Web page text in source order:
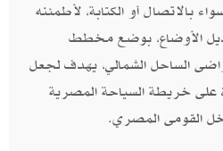
بالاتصال أو الكتابة، لأطمئنه
الأوضاع، بوضع مخطط
الساحل الشمالي، يهدف لجعل
خريطة السياحة المصرية
القومى المصري.